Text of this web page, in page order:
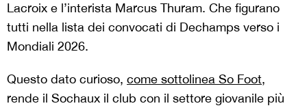
Lacroix e l’interista Marcus Thuram. Che figurano
tutti nella lista dei convocati di Dechamps verso i
Mondiali 2026.
Questo dato curioso, come sottolinea So Foot,
rende il Sochaux il club con il settore giovanile più